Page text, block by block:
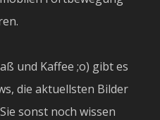
und Kaffee ;o) gibt es
die aktuellsten Bilder
sonst noch wissen